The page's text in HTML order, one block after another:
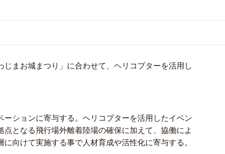
まお城まつり」に合わせて、ヘリコプターを活用し
ションに寄与する。ヘリコプターを活用したイベン
となる飛行場外離着陸場の確保に加えて、協働によ
向けて実施する事で人材育成や活性化に寄与する。